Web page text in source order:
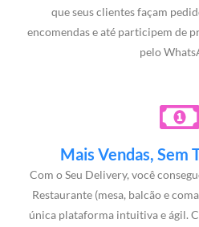
que seus clientes façam
encomendas e até participem de
pelo
Mais Vendas, Sem
Com o Seu Delivery, você
Restaurante (mesa, balcão e
única plataforma intuitiva e ágil.